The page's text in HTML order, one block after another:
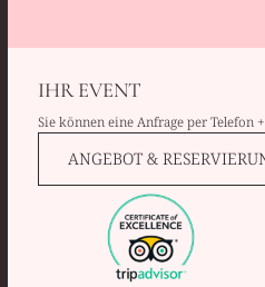
IHR EVENT
Sie können eine Anfrage per Telefon
ANGEBOT &